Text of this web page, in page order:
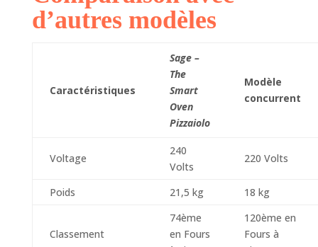
d’autres modèles
Caractéristiques
Sage –
The
Smart
Oven
Pizzaiolo
Modèle
concurrent
Voltage
240
Volts
220 Volts
Poids 21,5 kg 18 kg
Classement
74ème
en Fours
120ème en
Fours à